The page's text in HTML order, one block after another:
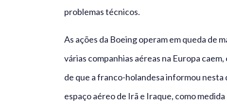
problemas técnicos.
As ações da Boeing operam em queda de
várias companhias aéreas na Europa
de que a franco-holandesa informou
espaço aéreo de Irã e Iraque, como